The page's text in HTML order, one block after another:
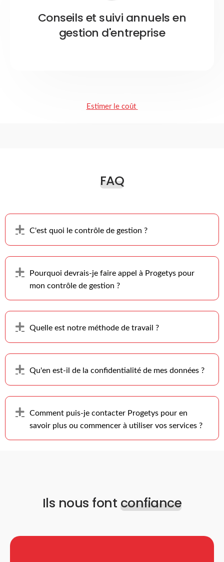
Conseils et suivi annuels en
gestion d'entreprise
Estimer le coût
FAQ
Déplier
C'est quoi le contrôle de gestion ?
Déplier
Pourquoi devrais-je faire appel à Progetys pour
mon contrôle de gestion ?
Déplier
Quelle est notre méthode de travail ?
Déplier
Qu'en est-il de la confidentialité de mes données ?
Déplier
Comment puis-je contacter Progetys pour en
savoir plus ou commencer à utiliser vos services ?
Ils nous font confiance